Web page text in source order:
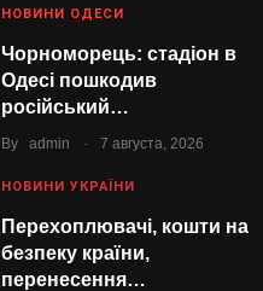
НОВИНИ ОДЕСИ
Чорноморець: стадіон в
Одесі пошкодив
російський…
By admin . 7 августа, 2026
НОВИНИ УКРАЇНИ
Перехоплювачі, кошти на
безпеку країни,
перенесення…